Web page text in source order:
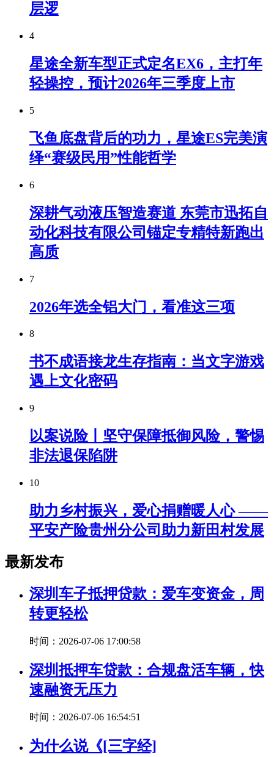
层逻
4
星途全新车型正式定名EX6，主打年
轻操控，预计2026年三季度上市
5
飞鱼底盘背后的功力，星途ES完美演
绎“赛级民用”性能哲学
6
深耕气动液压智造赛道 东莞市迅拓自
动化科技有限公司锚定专精特新跑出
高质
7
2026年选全铝大门，看准这三项
8
书不成语接龙生存指南：当文字游戏
遇上文化密码
9
以案说险丨坚守保障抵御风险，警惕
非法退保陷阱
10
助力乡村振兴，爱心捐赠暖人心 ——
平安产险贵州分公司助力新田村发展
最新发布
深圳车子抵押贷款：爱车变资金，周
转更轻松
时间：2026-07-06 17:00:58
深圳抵押车贷款：合规盘活车辆，快
速融资无压力
时间：2026-07-06 16:54:51
为什么说《[三字经]